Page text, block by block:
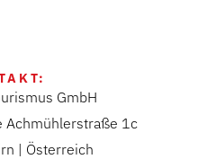
GmbH
Achmühlerstraße 1c
| Österreich